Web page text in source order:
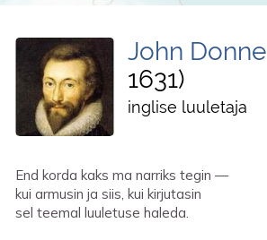
John Donne
1631
inglise luuletaja
End korda kaks ma narriks tegin —
kui armusin ja siis, kui kirjutasin
sel teemal luuletuse haleda.